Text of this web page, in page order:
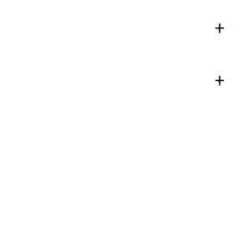
+
+